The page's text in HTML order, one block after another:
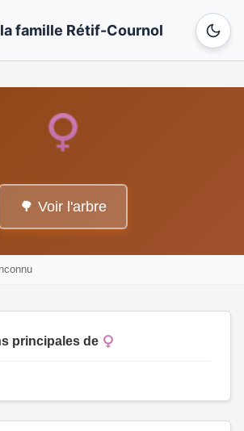
famille Rétif-Cournol
🌳 Voir l'arbre
Inconnu
principales de